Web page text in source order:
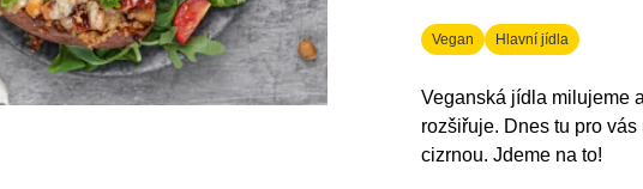
Vegan Hlavní jídla
Veganská jídla milujeme
rozšiřuje. Dnes tu pro
cizrnou. Jdeme na to!